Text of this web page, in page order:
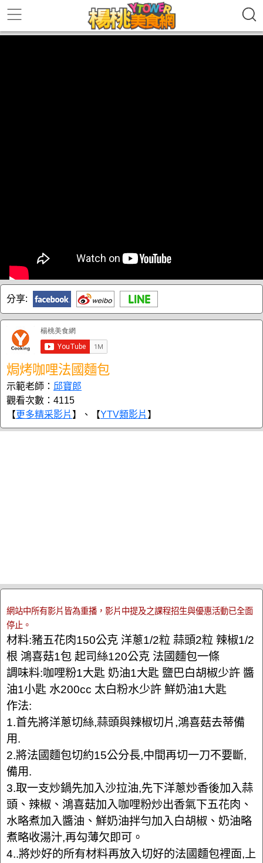
分享:
焗烤咖哩法國麵包
示範老師： 邱寶郎
觀看次數：4115
【更多精采影片 】、【YTV類影片 】
網站中所有影片皆為重播，影片中提及之課程招生與優惠活動已全面
停止。
材料:豬五花肉150公克 洋蔥1/2粒 蒜頭2粒 辣椒1/2
根 鴻喜菇1包 起司絲120公克 法國麵包一條
調味料:咖哩粉1大匙 奶油1大匙 鹽巴白胡椒少許 醬
油1小匙 水200cc 太白粉水少許 鮮奶油1大匙
作法:
1.首先將洋蔥切絲,蒜頭與辣椒切片,鴻喜菇去蒂備
用.
2.將法國麵包切約15公分長,中間再切一刀不要斷,
備用.
3.取一支炒鍋先加入沙拉油,先下洋蔥炒香後加入蒜
頭、辣椒、鴻喜菇加入咖哩粉炒出香氣下五花肉、
水略煮加入醬油、鮮奶油拌勻加入白胡椒、奶油略
煮略收湯汁,再勾薄欠即可。
4..將炒好的所有材料再放入切好的法國麵包裡面,上